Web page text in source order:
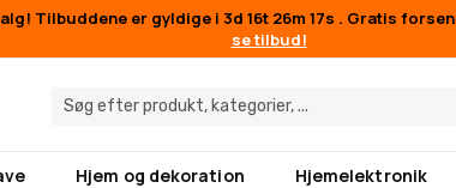
Tilbuddene er gyldige i 3d 16t 26m 17s . Gratis
se tilbud!
Hjem og dekoration Hjemelektronik